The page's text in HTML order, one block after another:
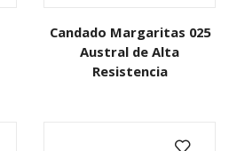
Candado Margaritas 025
Austral de Alta
Resistencia